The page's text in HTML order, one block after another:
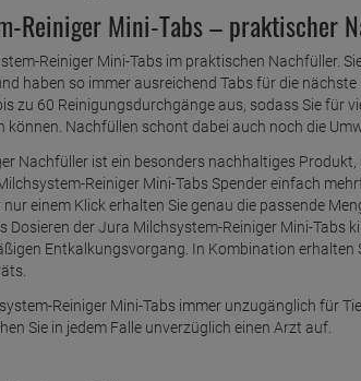
Reiniger Mini-Tabs – praktischer
Reiniger Mini-Tabs im praktischen Nachfüller.
haben so immer ausreichend Tabs für die nächste
zu 60 Reinigungsdurchgänge aus, sodass Sie für
können. Nachfüllen schont dabei auch noch die
Nachfüller ist ein besonders nachhaltiges
Reiniger Mini-Tabs Spender einfach
einem Klick erhalten Sie genau die passende
Dosieren der Jura Milchsystem-Reiniger Mini-Tabs
Entkalkungsvorgang. In Kombination erhalten
Reiniger Mini-Tabs immer unzugänglich für
Sie in jedem Falle unverzüglich einen Arzt auf.